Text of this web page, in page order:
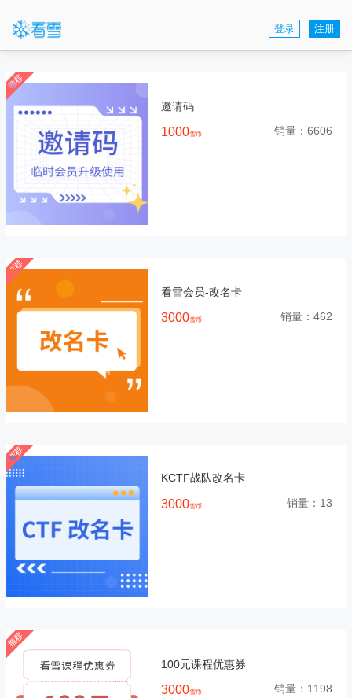
登录 注册
邀请码
1000雪币 销量： 6606
看雪会员-改名卡
3000雪币 销量： 462
KCTF战队改名卡
3000雪币 销量： 13
100元课程优惠券
3000雪币 销量： 1198